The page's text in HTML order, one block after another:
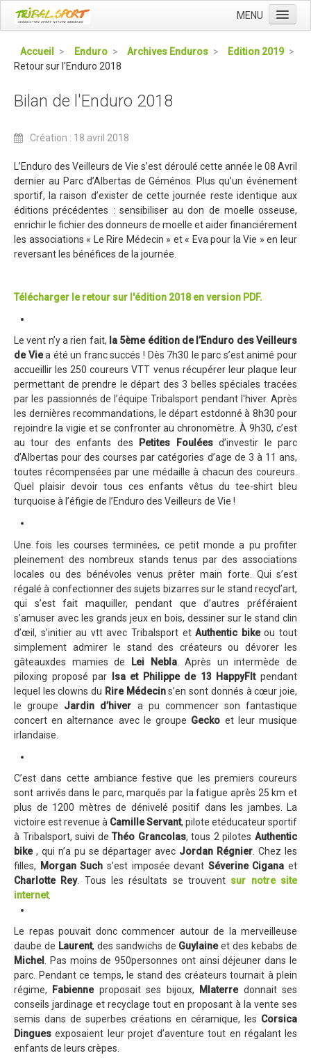
MENU
Qui sommes nous ?
L'Association Tribal
Le Team Tribal
La Newsletter Tribal
Gérer votre abonnement
Consulter les archives
Dans la presse
Trips Enduro
Stages Perfectionnement
Séminaires Entreprises
S'inscrire aux Cours...
S'inscrire aux Stages / Sorties...
La page Instagram du club...
Contacter le Club
Enduro
Blog 2025
Partenaires 2025
Affiche 2025
Règlement 2025
Programme 2025
Plans des parcours 2025
Photos / Vidéos 2025
Archives Enduros
Blog 2024
Inscriptions 2024
Affiche 2024
Communiqué de presse 2024
Partenaires 2024
Programme 2024
Photos / Vidéos 2024
Tombola 2024
Edition 2023
Blog 2023
Accueil > Enduro > Archives Enduros > Edition 2019 >
Retour sur l'Enduro 2018
Bilan de l'Enduro 2018
Création : 18 avril 2018
L’Enduro des Veilleurs de Vie s’est déroulé cette année le 08 Avril
dernier au Parc d’Albertas de Géménos. Plus qu’un événement
sportif, la raison d’exister de cette journée reste identique aux
éditions précédentes : sensibiliser au don de moelle osseuse,
enrichir le fichier des donneurs de moelle et aider financiérement
les associations « Le Rire Médecin » et « Eva pour la Vie » en leur
reversant les bénéfices de la journée.
Télécharger le retour sur l'édition 2018 en version PDF.
Le vent n’y a rien fait, la 5ème édition de l’Enduro des Veilleurs
de Viea été un franc succés ! Dès 7h30 le parc s’est animé pour
accueillir les 250 coureurs VTT venus récupérer leur plaque leur
permettant de prendre le départ des 3 belles spéciales tracées
par les passionnés de l’équipe Tribalsport pendant l'hiver. Après
les dernières recommandations, le départ estdonné à 8h30 pour
rejoindre la vigie et se confronter au chronomètre. À 9h30, c’est
au tour des enfants des
Petites Fouléesd’investir le parc
d’Albertas pour des courses par catégories d’age de 3 à 11 ans,
toutes récompensées par une médaille à chacun des coureurs.
Quel plaisir devoir tous ces enfants vêtus du tee-shirt bleu
turquoise à l’éfigie de l’Enduro des Veilleurs de Vie !
Une fois les courses terminées, ce petit monde a pu profiter
pleinement des nombreux stands tenus par des associations
locales ou des bénévoles venus prêter main forte. Qui s’est
régalé à confectionner des sujets bizarres sur le stand recycl’art,
qui s’est fait maquiller, pendant que d’autres préféraient
s’amuser avec les grands jeux en bois, dessiner sur le stand clin
d’œil, s’initier au vtt avec Tribalsport etAuthentic bikeou tout
simplement admirer le stand des créateurs ou dévorer les
gâteauxdes mamies de Lei Nebla. Après un intermède de
piloxing proposé par Isa et Philippe de 13 HappyFItpendant
lequel les clowns du Rire Médecins’en sont donnés à cœur joie,
le groupe Jardin d’hiver a pu commencer son fantastique
concert en alternance avec le groupe Gecko et leur musique
irlandaise.
C’est dans cette ambiance festive que les premiers coureurs
sont arrivés dans le parc, marqués par la fatigue après 25 km et
plus de 1200 mètres de dénivelé positif dans les jambes. La
victoire est revenue à Camille Servant, pilote etéducateur sportif
à Tribalsport, suivi deThéo Grancolas, tous 2 pilotesAuthentic
bike, qui n’a pu se départager avec Jordan Régnier . Chez les
filles,
Morgan Such s’est imposée devant Séverine Cigana et
Charlotte Rey. Tous les résultats se trouvent sur notre site
internet.
Le repas pouvait donc commencer autour de la merveilleuse
daube de Laurent, des sandwichs de Guylaineet des kebabs de
Michel
. Pas moins de 950personnes ont ainsi déjeuner dans le
parc. Pendant ce temps, le stand des créateurs tournait à plein
régime,
Fabienneproposait ses bijoux, Mlaterredonnait ses
conseils jardinage et recyclage tout en proposant à la vente ses
semis dans de superbes créations en céramique, les Corsica
Dingues exposaient leur projet d’aventure tout en régalant les
enfants de leurs crèpes.